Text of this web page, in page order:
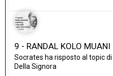
9 - RANDAL KOLO MUANI
Socrates ha risposto al topic di
Della Signora